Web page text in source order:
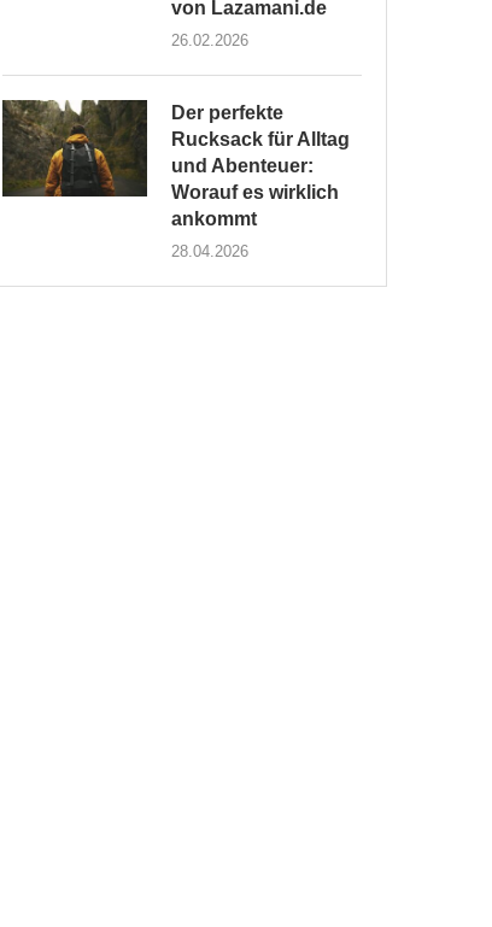
von Lazamani.de
26.02.2026
Der perfekte
Rucksack für Alltag
und Abenteuer:
Worauf es wirklich
ankommt
28.04.2026